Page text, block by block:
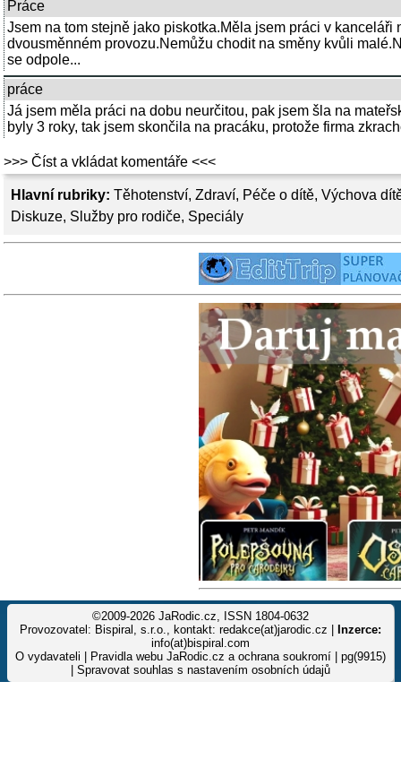
Hlavní rubriky: Těhotenství, Zdraví, Péče o dítě, Výchova
Diskuze, Služby pro rodiče, Speciály
Práce
Jsem na tom stejně jako piskotka.Měla jsem práci v
dvousměnném provozu.Nemůžu chodit na směny kvůli
se odpole...
práce
Já jsem měla práci na dobu neurčitou, pak jsem šla na
byly 3 roky, tak jsem skončila na pracáku, protože firma
>>> Číst a vkládat komentáře <<<
©2009-2026 JaRodic.cz, ISSN 1804-0632
Provozovatel: Bispiral, s.r.o., kontakt: redakce(at)jarodic.cz |
Inzerce:
info(at)bispiral.com
O vydavateli
Pravidla webu JaRodic.cz a ochrana soukromí | pg(9915)
Spravovat souhlas s nastavením osobních údajů